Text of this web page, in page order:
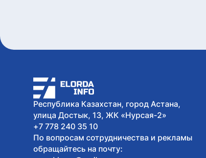
Республика Казахстан, город Астана,
улица Достык, 13, ЖК «Нурсая-2»
+7 778 240 35 10
По вопросам сотрудничества и рекламы
обращайтесь на почту: